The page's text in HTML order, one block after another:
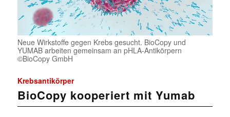
Neue Wirkstoffe gegen Krebs gesucht. BioCopy und
YUMAB arbeiten gemeinsam an pHLA-Antikörpern
©BioCopy GmbH
Krebsantikörper
BioCopy kooperiert mit Yumab